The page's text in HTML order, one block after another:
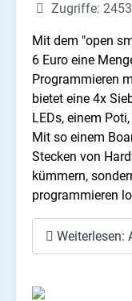
Zugriffe: 2453
Mit dem "open
6 Euro eine
Programmieren
bietet eine 4x
LEDs, einem
Mit so einem
Stecken von
kümmern,
programmieren
Weiterlesen: